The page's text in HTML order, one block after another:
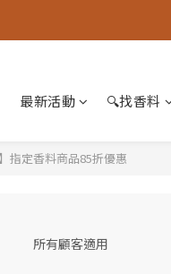
最新活動 🔍找香料
指定香料商品85折優惠
所有顧客適用